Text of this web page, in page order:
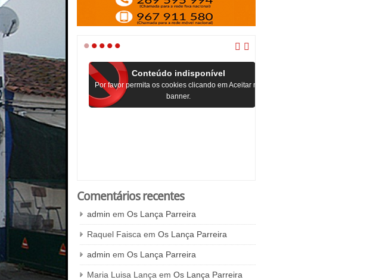
•••••
Conteúdo indisponível
Por favor permita os cookies clicando em Aceitar no
banner.
Comentários recentes
admin em Os Lança Parreira
Raquel Faisca em Os Lança Parreira
admin em Os Lança Parreira
Maria Luisa Lança em Os Lança Parreira